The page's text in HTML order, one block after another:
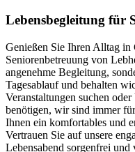
Lebensbegleitung für
Genießen Sie Ihren Alltag in
Seniorenbetreuung von
angenehme Begleitung,
Tagesablauf und behalten
Veranstaltungen suchen
benötigen, wir sind immer
Ihnen ein komfortables und
Vertrauen Sie auf unsere
Lebensabend sorgenfrei und